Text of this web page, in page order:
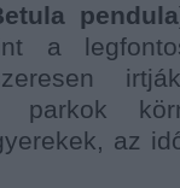
a
parkok
az